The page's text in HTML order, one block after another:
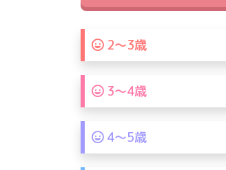
2〜3歳
3〜4歳
4〜5歳